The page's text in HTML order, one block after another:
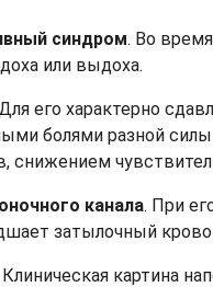
синдром. Во
или выдоха.
его характерно
болями разной
снижением
канала. При
затылочный
Клиническая картина